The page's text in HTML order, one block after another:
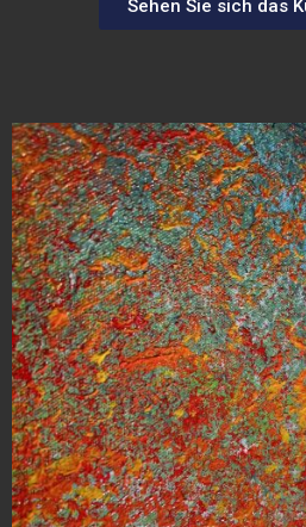
Sehen Sie sich das